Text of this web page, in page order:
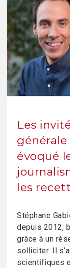
Les
générale
évoqué
les
Stéphane
depuis 2012,
grâce à un
solliciter. Il
scientifiques